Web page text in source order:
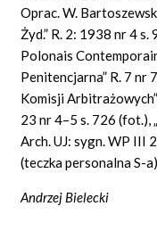
Oprac. W.
Żyd.” R. 2: 1938 nr 4
Polonais
Penitencjarna” R. 7 nr
Komisji
23 nr 4–5 s. 726 (fot.),
Arch. UJ: sygn. WP III
(teczka personalna S-
Andrzej Bielecki